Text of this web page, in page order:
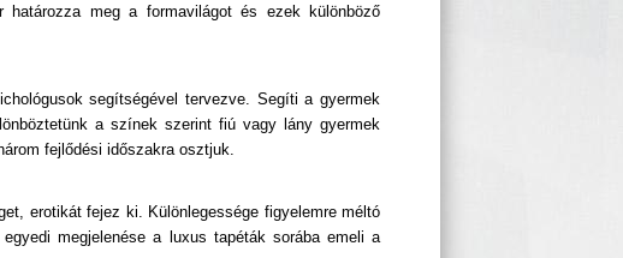
határozza meg a formavilágot és ezek különböző
segítségével tervezve. Segíti a gyermek
a színek szerint fiú vagy lány gyermek
fejlődési időszakra osztjuk.
erotikát fejez ki. Különlegessége figyelemre méltó
megjelenése a luxus tapéták sorába emeli a